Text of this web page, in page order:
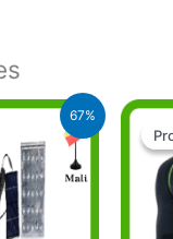
67%
CFA.